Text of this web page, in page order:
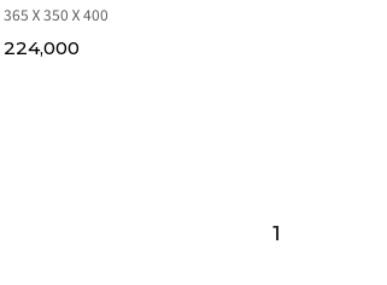
365Ⅹ350Ⅹ400
224,000
1